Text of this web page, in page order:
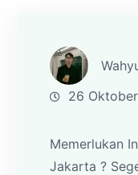
26
Memerlukan
Jakarta ?